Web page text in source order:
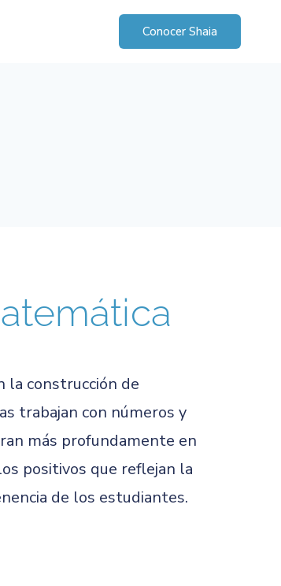
Conocer Shaia
la construcción de
trabajan con números y
más profundamente en
positivos que reflejan la
de los estudiantes.